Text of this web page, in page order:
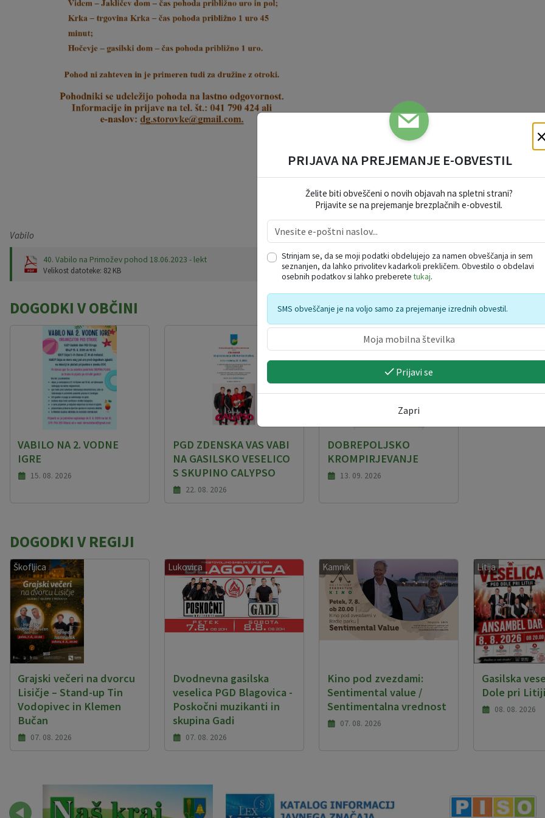
Vabilo
40. Vabilo na Primožev pohod 18.06.2023 - lekt
Velikost datoteke: 82 KB
DOGODKI V OBČINI
VABILO NA 2. VODNE
IGRE
15. 08. 2026
PGD ZDENSKA VAS VABI
NA GASILSKO VESELICO
S SKUPINO CALYPSO
22. 08. 2026
DOBREPOLJSKO
KROMPIRJEVANJE
13. 09. 2026
DOGODKI V REGIJI
Škofljica
Grajski večeri na dvorcu
Lisičje – Stand-up Tin
Vodopivec in Klemen
Bučan
07. 08. 2026
Lukovica
Dvodnevna gasilska
veselica PGD Blagovica -
Poskočni muzikanti in
skupina Gadi
07. 08. 2026
Kamnik
Kino pod zvezdami:
Sentimental value /
Sentimentalna vrednost
07. 08. 2026
Litija
Gasilska
Dole pri
08. 08. 2026
PRIJAVA NA PREJEMANJE E-OBVESTIL
Želite biti obveščeni o novih objavah na spletni strani?
Prijavite se na prejemanje brezplačnih e-obvestil.
Strinjam se, da se moji podatki obdelujejo za namen obveščanja in sem
seznanjen, da lahko privolitev kadarkoli prekličem. Obvestilo o obdelavi
osebnih podatkov si lahko preberetetukaj.
SMS obveščanje je na voljo samo za prejemanje izrednih obvestil.
Prijavi se
Zapri